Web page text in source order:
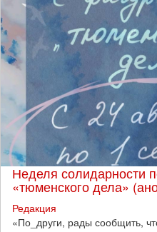
Неделя солидарности
«тюменского дела»
Редакция
​«По_други, рады сообщить,